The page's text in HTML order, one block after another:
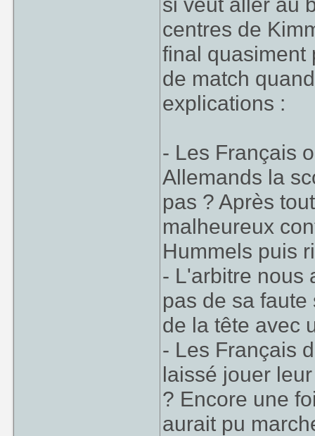
Et au final : 2-0
centres de
final quasiment
de match
explications :
- Les Français
Allemands la
pas ? Après
malheureux
Hummels puis
- L'arbitre nous
pas de sa
de la tête avec
- Les Français
laissé jouer
? Encore une
aurait pu